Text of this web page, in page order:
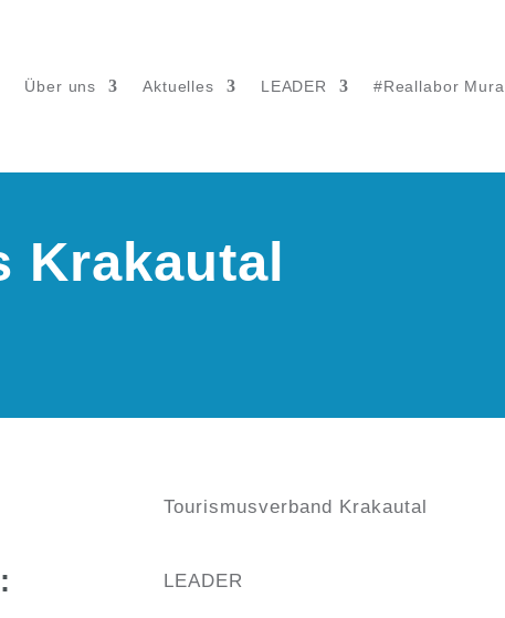
Über uns Aktuelles LEADER #Reallabor
Krakautal
Tourismusverband Krakautal
LEADER